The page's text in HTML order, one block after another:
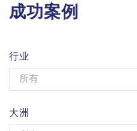
成功案例
行业
大洲